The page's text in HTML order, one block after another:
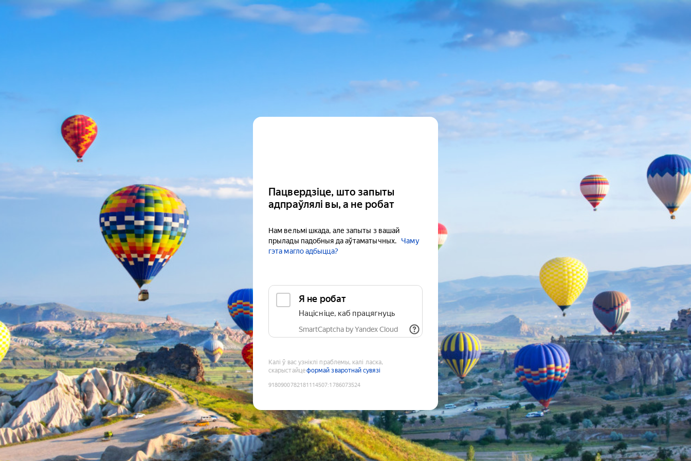
Пацвердзіце, што запыты
адпраўлялі вы, а не робат
Нам вельмі шкада, але запыты з вашай
прылады падобныя да аўтаматычных.
Чаму
гэта магло адбыцца?
Я не робат
Націсніце, каб працягнуць
SmartCaptcha by Yandex Cloud
Калі ў вас узніклі праблемы, калі ласка,
скарыстайцеформай зваротнай сувязі
9180900782181114507:1786073524